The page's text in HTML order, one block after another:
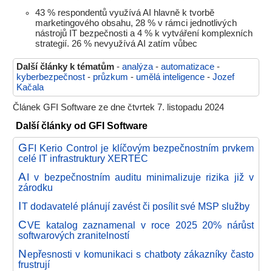
43 % respondentů využívá AI hlavně k tvorbě
marketingového obsahu, 28 % v rámci jednotlivých
nástrojů IT bezpečnosti a 4 % k vytváření komplexních
strategií. 26 % nevyužívá AI zatím vůbec
Další články k tématům - analýza - automatizace -
kyberbezpečnost - průzkum - umělá inteligence - Jozef
Kačala
Článek GFI Software ze dne čtvrtek 7. listopadu 2024
Další články od GFI Software
GFI Kerio Control je klíčovým bezpečnostním prvkem
celé IT infrastruktury XERTEC
AI v bezpečnostním auditu minimalizuje rizika již v
zárodku
IT dodavatelé plánují zavést či posílit své MSP služby
CVE katalog zaznamenal v roce 2025 20% nárůst
softwarových zranitelností
Nepřesnosti v komunikaci s chatboty zákazníky často
frustrují